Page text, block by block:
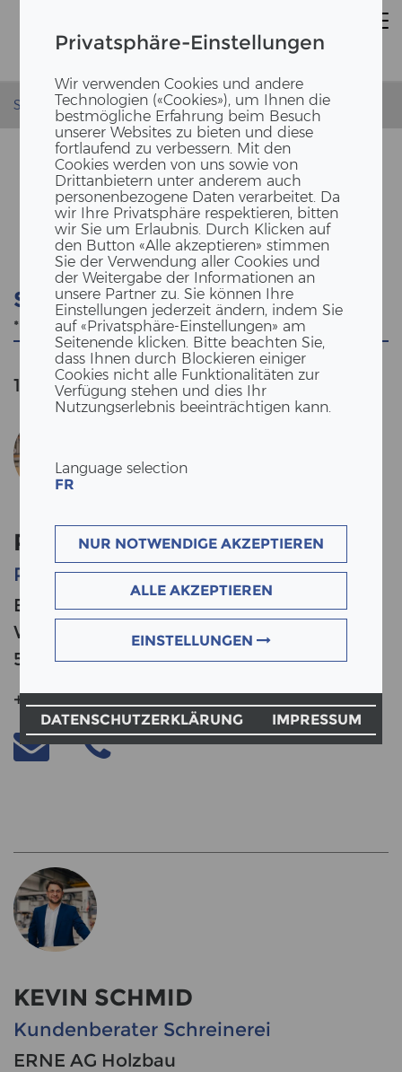
Privatsphäre-Einstellungen
Wir verwenden Cookies und andere
Technologien («Cookies»), um Ihnen die
bestmögliche Erfahrung beim Besuch
unserer Websites zu bieten und diese
fortlaufend zu verbessern. Mit den
Cookies werden von uns sowie von
Drittanbietern unter anderem auch
personenbezogene Daten verarbeitet. Da
wir Ihre Privatsphäre respektieren, bitten
wir Sie um Erlaubnis. Durch Klicken auf
den Button «Alle akzeptieren» stimmen
Sie der Verwendung aller Cookies und
der Weitergabe der Informationen an
unsere Partner zu. Sie können Ihre
Einstellungen jederzeit ändern, indem Sie
auf «Privatsphäre-Einstellungen» am
Seitenende klicken. Bitte beachten Sie,
dass Ihnen durch Blockieren einiger
Cookies nicht alle Funktionalitäten zur
Verfügung stehen und dies Ihr
Nutzungserlebnis beeinträchtigen kann.
Language selection
FR
NUR NOTWENDIGE AKZEPTIEREN
ALLE AKZEPTIEREN
EINSTELLUNGEN
DATENSCHUTZERKLÄRUNG IMPRESSUM
Startseite
SUCHE
Suche
1185 Anzahl der Ergebnisse""
PHILIPPE LENHERR
Projektentwickler
ERNE AG Holzbau
Werkstrasse 3
5080 Laufenburg
+41 76 301 63 88
KEVIN SCHMID
Kundenberater Schreinerei
ERNE AG Holzbau